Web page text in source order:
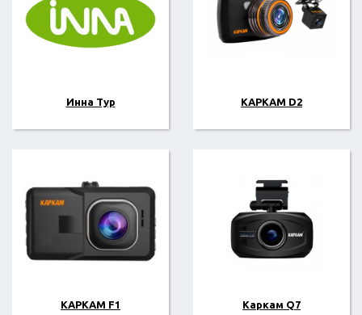
Инна Тур КАРКАМ D2
КАРКАМ F1 Каркам Q7